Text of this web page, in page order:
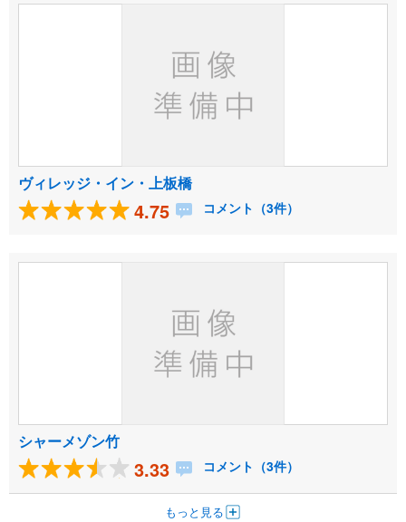
ヴィレッジ・イン・上板橋
4.75 コメント（3件）
シャーメゾン竹
3.33 コメント（3件）
もっと見る